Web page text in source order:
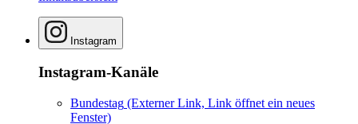
Instagram
Instagram-Kanäle
Bundestag (Externer Link, Link öffnet ein neues
Fenster)